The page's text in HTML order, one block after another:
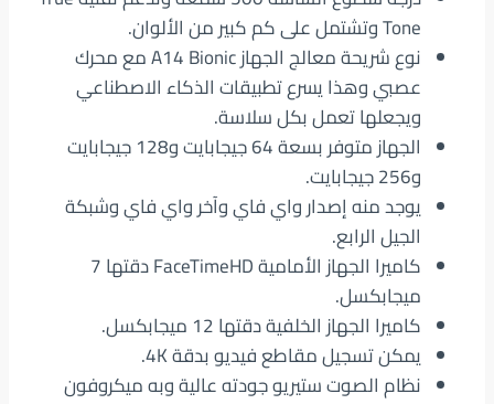
Tone وتشتمل على كم كبير من الألوان.
نوع شريحة معالج الجهاز A14 Bionic مع محرك
عصبي وهذا يسرع تطبيقات الذكاء الاصطناعي
ويجعلها تعمل بكل سلاسة.
الجهاز متوفر بسعة 64 جيجابايت و128 جيجابايت
و256 جيجابايت.
يوجد منه إصدار واي فاي وآخر واي فاي وشبكة
الجيل الرابع.
كاميرا الجهاز الأمامية FaceTimeHD دقتها 7
ميجابكسل.
كاميرا الجهاز الخلفية دقتها 12 ميجابكسل.
يمكن تسجيل مقاطع فيديو بدقة 4K.
نظام الصوت ستيريو جودته عالية وبه ميكروفون